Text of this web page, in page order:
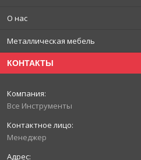
О нас
Металлическая мебель
КОНТАКТЫ
Все Инструменты
Менеджер